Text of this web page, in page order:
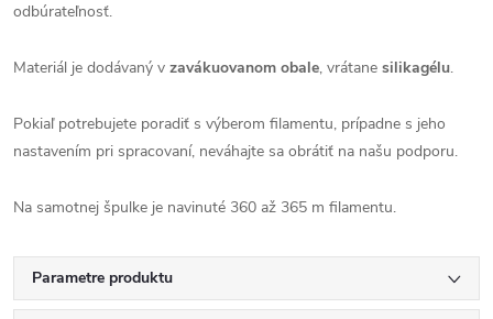
odbúrateľnosť.
Materiál je dodávaný v zavákuovanom obale, vrátane silikagélu.
Pokiaľ potrebujete poradiť s výberom filamentu, prípadne s jeho
nastavením pri spracovaní, neváhajte sa obrátiť na našu podporu.
Na samotnej špulke je navinuté 360 až 365 m filamentu.
Parametre produktu